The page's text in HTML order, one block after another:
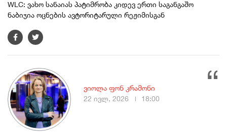
WLC: ვახო სანაიას პატიმრობა კიდევ ერთი საგანგაშო
ნაბიჯია ოცნების ავტორიტარული რეჟიმისგან
ვიოლა ფონ კრამონი
22 ივლ, 2026
18:00